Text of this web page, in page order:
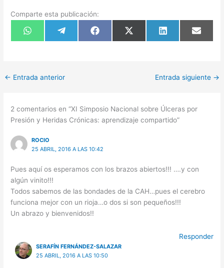
Comparte esta publicación:
Compartir
en
Compartir
en
Compartir
en
Compartir
en
Compartir
en
en
← Entrada anterior Entrada siguiente →
2 comentarios en “XI Simposio Nacional sobre Úlceras por
Presión y Heridas Crónicas: aprendizaje compartido”
ROCIO
25 ABRIL, 2016 A LAS 10:42
Pues aquí os esperamos con los brazos abiertos!!! ….y con
algún vinito!!!
Todos sabemos de las bondades de la CAH…pues el cerebro
funciona mejor con un rioja…o dos si son pequeños!!!
Un abrazo y bienvenidos!!
Responder
SERAFÍN FERNÁNDEZ-SALAZAR
25 ABRIL, 2016 A LAS 10:50